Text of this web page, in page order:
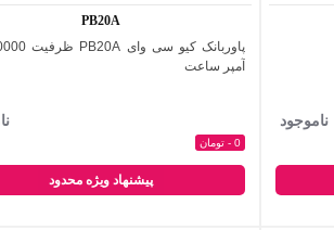
ناموجود
اضافه به مقایسه
PB20A
آمپر ساعت
0 - تومان
پیشنهاد ویژه محدود